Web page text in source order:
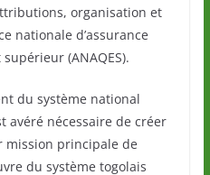
organisation et
nationale d’assurance
(ANAQES).
du système national
avéré nécessaire de créer
principale de
du système togolais